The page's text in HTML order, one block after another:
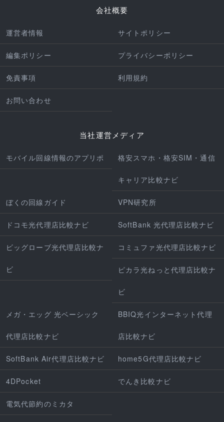
会社概要
運営者情報 サイトポリシー
編集ポリシー プライバシーポリシー
免責事項 利用規約
お問い合わせ
当社運営メディア
モバイル回線情報のアプリポ 格安スマホ・格安SIM・通信
キャリア比較ナビ
ぼくの回線ガイド VPN研究所
ドコモ光代理店比較ナビ SoftBank 光代理店比較ナビ
ビッグローブ光代理店比較ナ
ビ
コミュファ光代理店比較ナビ
ピカラ光ねっと代理店比較ナ
ビ
メガ・エッグ 光ベーシック
代理店比較ナビ
BBIQ光インターネット代理
店比較ナビ
SoftBank Air代理店比較ナビ home5G代理店比較ナビ
4DPocket でんき比較ナビ
電気代節約のミカタ